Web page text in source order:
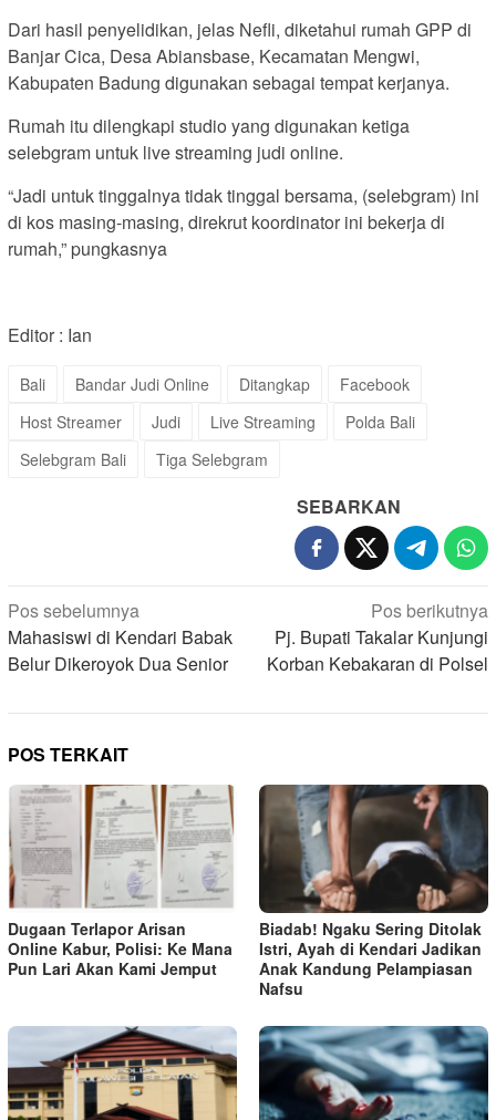
Dari hasil penyelidikan, jelas Nefli, diketahui rumah GPP di
Banjar Cica, Desa Abiansbase, Kecamatan Mengwi,
Kabupaten Badung digunakan sebagai tempat kerjanya.
Rumah itu dilengkapi studio yang digunakan ketiga
selebgram untuk live streaming judi online.
“Jadi untuk tinggalnya tidak tinggal bersama, (selebgram) ini
di kos masing-masing, direkrut koordinator ini bekerja di
rumah,” pungkasnya
Editor : Ian
Bali Bandar Judi Online Ditangkap
Facebook
Host Streamer
Judi Live Streaming
Polda Bali
Selebgram Bali
Tiga Selebgram
SEBARKAN
Navigasi
pos
Pos sebelumnya
Mahasiswi di Kendari Babak
Belur Dikeroyok Dua Senior
Pos berikutnya
Pj. Bupati Takalar Kunjungi
Korban Kebakaran di Polsel
POS TERKAIT
Dugaan Terlapor Arisan
Online Kabur, Polisi: Ke Mana
Pun Lari Akan Kami Jemput
Biadab! Ngaku Sering Ditolak
Istri, Ayah di Kendari Jadikan
Anak Kandung Pelampiasan
Nafsu